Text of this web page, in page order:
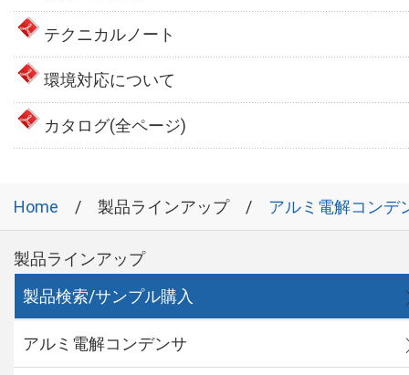
テクニカルノート
環境対応について
カタログ(全ページ)
Home 製品ラインアップ アルミ電解コンデ
製品ラインアップ
製品検索/サンプル購入
アルミ電解コンデンサ